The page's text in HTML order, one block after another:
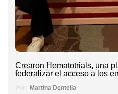
Crearon Hematotrials, una
federalizar el acceso a los
Por: Martina Dentella